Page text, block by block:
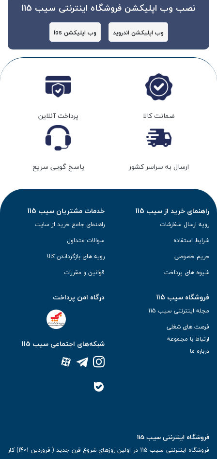
نصب وب اپلیکشن فروشگاه اینترنتی سیب 115
وب اپلیکشن اندروید وب اپلیکشن ios
ضمانت کالا پرداخت آنلاین
ارسال به سراسر کشور پاسخ گویی سریع
راهنمای خرید از سیب 115
رویه ارسال سفارشات
شرایط استفاده
حریم خصوصی
شیوه های پرداخت
خدمات مشتریان سیب 115
راهنمای جامع خرید از سایت
سوالات متداول
رویه های بازگرداندن کالا
قوانین و مقررات
فروشگاه سیب 115
مجله اینترنتی سیب 115
فرصت های شغلی
ارتباط با مجموعه
درباره ما
درگاه امن پرداخت
شبکه‌های اجتماعی سیب 115
فروشگاه اینترنتی سیب 115
فروشگاه اینترنتی سیب 115 در اولین روزهای شروع قرن جدید ( فروردین 1401) کار